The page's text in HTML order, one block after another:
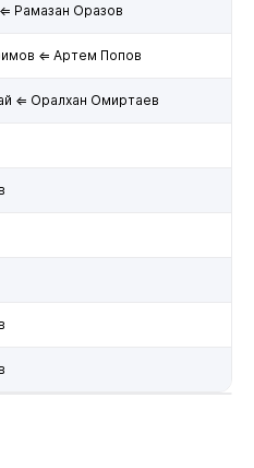
Рамазан Оразов
⇐ Артем Попов
⇐ Оралхан Омиртаев